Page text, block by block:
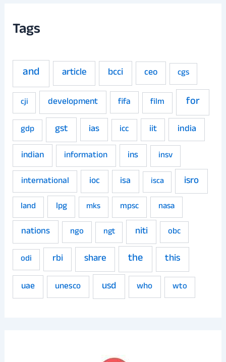
Tags
and article bcci ceo cgs
cji development fifa film for
gdp gst ias icc iit
india
indian
information ins
insv
international
ioc isa isca isro
land lpg mks mpsc nasa
nations ngo ngt niti
obc
odi
rbi share the this
uae unesco usd who wto